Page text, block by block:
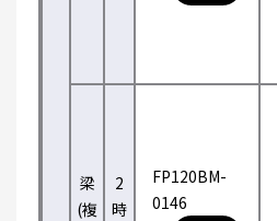
梁
(複
2
時
FP120BM-
0146